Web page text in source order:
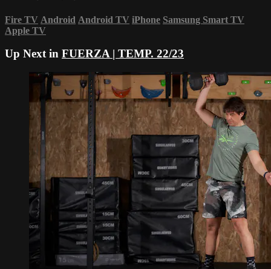
Fire TV Android Android TV iPhone Samsung Smart TV
Apple TV
Up Next in FUERZA | TEMP. 22/23